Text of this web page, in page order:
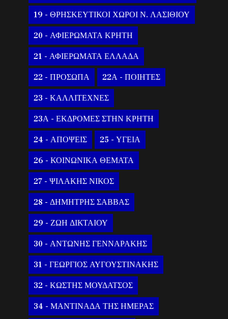
19 - ΘΡΗΣΚΕΥΤΙΚΟΙ ΧΩΡΟΙ Ν. ΛΑΣΙΘΙΟΥ
20 - ΑΦΙΕΡΩΜΑΤΑ ΚΡΗΤΗ
21 - ΑΦΙΕΡΩΜΑΤΑ ΕΛΛΑΔΑ
22 - ΠΡΟΣΩΠΑ 22Α - ΠΟΙΗΤΕΣ
23 - ΚΑΛΛΙΤΕΧΝΕΣ
23Α - ΕΚΔΡΟΜΕΣ ΣΤΗΝ ΚΡΗΤΗ
24 - ΑΠΟΨΕΙΣ 25 - ΥΓΕΙΑ
26 - ΚΟΙΝΩΝΙΚΑ ΘΕΜΑΤΑ
27 - ΨΙΛΑΚΗΣ ΝΙΚΟΣ
28 - ΔΗΜΗΤΡΗΣ ΣΑΒΒΑΣ
29 - ΖΩΗ ΔΙΚΤΑΙΟΥ
30 - ΑΝΤΩΝΗΣ ΓΕΝΝΑΡΑΚΗΣ
31 - ΓΕΩΡΓΙΟΣ ΑΥΓΟΥΣΤΙΝΑΚΗΣ
32 - ΚΩΣΤΗΣ ΜΟΥΔΑΤΣΟΣ
34 - ΜΑΝΤΙΝΑΔΑ ΤΗΣ ΗΜΕΡΑΣ